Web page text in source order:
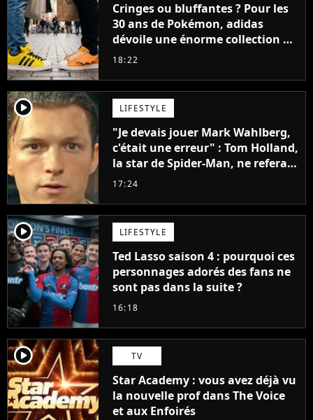
Cringes ou bluffantes ? Pour les
30 ans de Pokémon, adidas
dévoile une énorme collection de
sneakers et je ne sais pas quoi en
18:22
player2 LIFESTYLE
"Je devais jouer Mark Wahlberg,
c'était une erreur" : Tom Holland,
la star de Spider-Man, ne referait
pas ce blockbuster
17:24
player2 LIFESTYLE
Ted Lasso saison 4 : pourquoi ces
personnages adorés des fans ne
sont pas dans la suite ?
16:18
player2 TV
Star Academy : vous avez déjà vu
la nouvelle prof dans The Voice
et aux Enfoirés